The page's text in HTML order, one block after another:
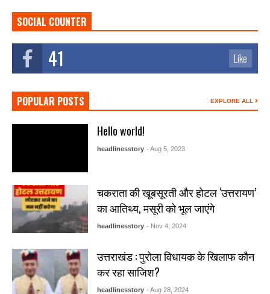
SOCIAL COUNTER
41 Like
POPULAR POSTS EXPLORE ALL
Hello world!
headlinesstory - Aug 5, 2023
चकराता की खूबसूरती और होटल ‘उत्तरायण’
का आतिथ्य, मसूरी को भूल जाएंगे
headlinesstory - Nov 4, 2024
उत्तराखंड : पुरोला विधायक के खिलाफ कौन
कर रहा साजिश?
headlinesstory - Aug 28, 2024